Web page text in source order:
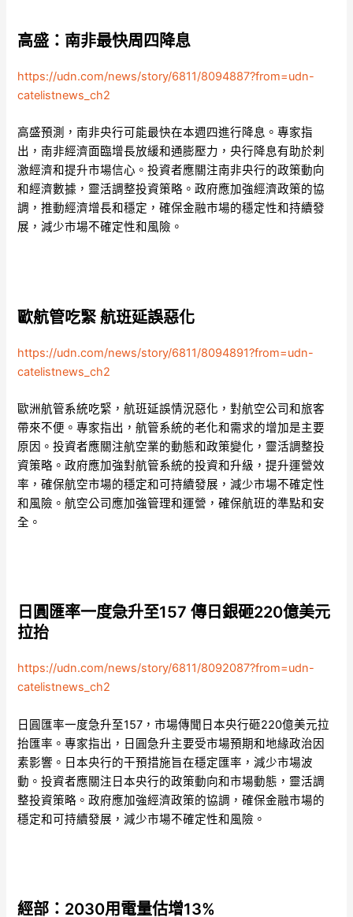
高盛：南非最快周四降息
https://udn.com/news/story/6811/8094887?from=udn-
catelistnews_ch2
高盛預測，南非央行可能最快在本週四進行降息。專家指
出，南非經濟面臨增長放緩和通膨壓力，央行降息有助於刺
激經濟和提升市場信心。投資者應關注南非央行的政策動向
和經濟數據，靈活調整投資策略。政府應加強經濟政策的協
調，推動經濟增長和穩定，確保金融市場的穩定性和持續發
展，減少市場不確定性和風險。
歐航管吃緊 航班延誤惡化
https://udn.com/news/story/6811/8094891?from=udn-
catelistnews_ch2
歐洲航管系統吃緊，航班延誤情況惡化，對航空公司和旅客
帶來不便。專家指出，航管系統的老化和需求的增加是主要
原因。投資者應關注航空業的動態和政策變化，靈活調整投
資策略。政府應加強對航管系統的投資和升級，提升運營效
率，確保航空市場的穩定和可持續發展，減少市場不確定性
和風險。航空公司應加強管理和運營，確保航班的準點和安
全。
日圓匯率一度急升至157 傳日銀砸220億美元
拉抬
https://udn.com/news/story/6811/8092087?from=udn-
catelistnews_ch2
日圓匯率一度急升至157，市場傳聞日本央行砸220億美元拉
抬匯率。專家指出，日圓急升主要受市場預期和地緣政治因
素影響。日本央行的干預措施旨在穩定匯率，減少市場波
動。投資者應關注日本央行的政策動向和市場動態，靈活調
整投資策略。政府應加強經濟政策的協調，確保金融市場的
穩定和可持續發展，減少市場不確定性和風險。
經部：2030用電量估增13%